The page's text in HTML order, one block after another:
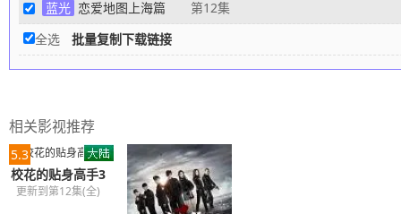
蓝光 恋爱地图上海篇 第12集
全选
批量复制下载链接
相关影视推荐
5.3
校花的贴身高手3
更新到第12集(全)